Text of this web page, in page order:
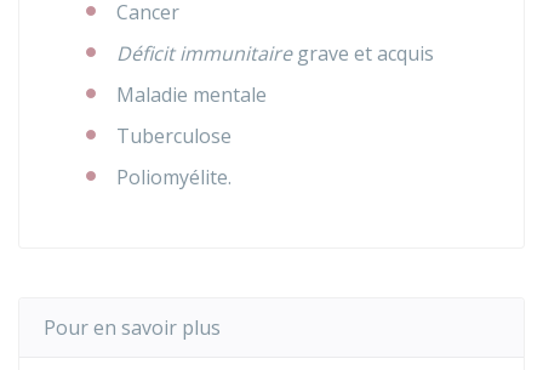
Cancer
Déficit immunitairegrave et acquis
Maladie mentale
Tuberculose
Poliomyélite.
Pour en savoir plus